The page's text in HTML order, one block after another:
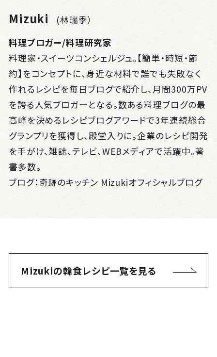
Mizuki
(林瑞季）
料理ブロガー/料理研究家
料理家・スイーツコンシェルジュ。【簡単・時短・節
約】をコンセプトに、身近な材料で誰でも失敗なく
作れるレシピを毎日ブログで紹介し、月間300万PV
を誇る人気ブロガーとなる。数ある料理ブログの最
高峰を決めるレシピブログアワードで3年連続総合
グランプリを獲得し、殿堂入りに。企業のレシピ開発
を手がけ、雑誌、テレビ、WEBメディアで活躍中。著
書多数。
ブログ：奇跡のキッチン Mizukiオフィシャルブログ
Mizukiの韓食レシピ一覧を見る